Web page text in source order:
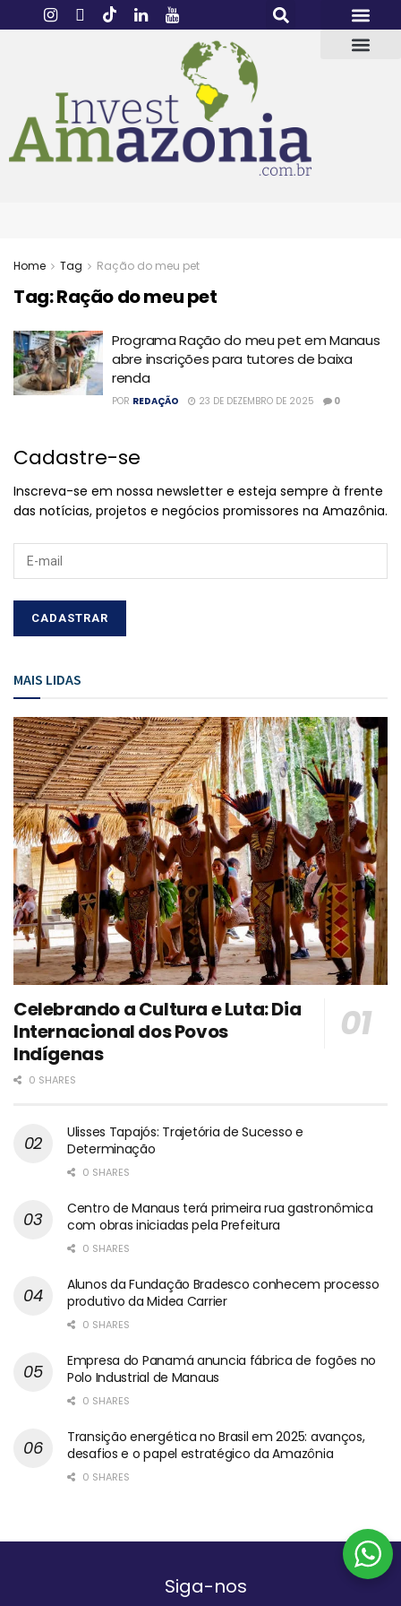
Home Tag Ração do meu pet
Tag:Ração do meu pet
Programa Ração do meu pet em Manaus
abre inscrições para tutores de baixa
renda
POR REDAÇÃO 23 DE DEZEMBRO DE 2025 0
Cadastre-se
Inscreva-se em nossa newsletter e esteja sempre à frente
das notícias, projetos e negócios promissores na Amazônia.
MAIS LIDAS
Celebrando a Cultura e Luta: Dia
Internacional dos Povos
Indígenas
0 SHARES
Ulisses Tapajós: Trajetória de Sucesso e
Determinação
0 SHARES
Centro de Manaus terá primeira rua gastronômica
com obras iniciadas pela Prefeitura
0 SHARES
Alunos da Fundação Bradesco conhecem processo
produtivo da Midea Carrier
0 SHARES
Empresa do Panamá anuncia fábrica de fogões no
Polo Industrial de Manaus
0 SHARES
Transição energética no Brasil em 2025: avanços,
desafios e o papel estratégico da Amazônia
0 SHARES
Siga-nos